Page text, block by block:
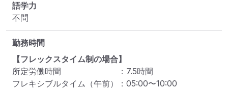
語学力
不問
勤務時間
【フレックスタイム制の場合】
所定労働時間
： 7.5時間
フレキシブルタイム（午前）
： 05:00〜10:00